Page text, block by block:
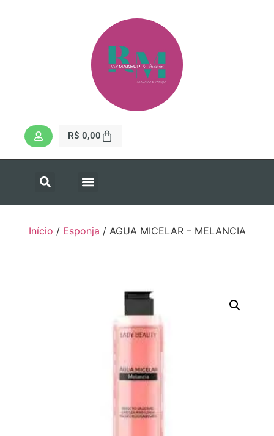
R$ 0,00
Início / Esponja / AGUA MICELAR – MELANCIA